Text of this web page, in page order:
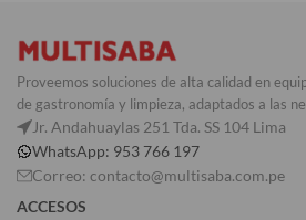
Proveemos soluciones de alta calidad en
de gastronomía y limpieza, adaptados a las
Jr. Andahuaylas 251 Tda. SS 104 Lima
WhatsApp: 953 766 197
Correo: contacto@multisaba.com.pe
ACCESOS